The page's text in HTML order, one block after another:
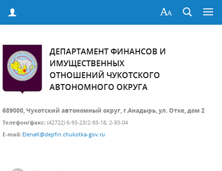
ДЕПАРТАМЕНТ ФИНАНСОВ И
ИМУЩЕСТВЕННЫХ
ОТНОШЕНИЙ ЧУКОТСКОГО
АВТОНОМНОГО ОКРУГА
689000, Чукотский автономный округ, г.Анадырь, ул. Отке, дом 2
Телефон/факс: (42722) 6-93-23/2-93-18; 2-93-04
E-mail: ElenaK@depfin.chukotka-gov.ru